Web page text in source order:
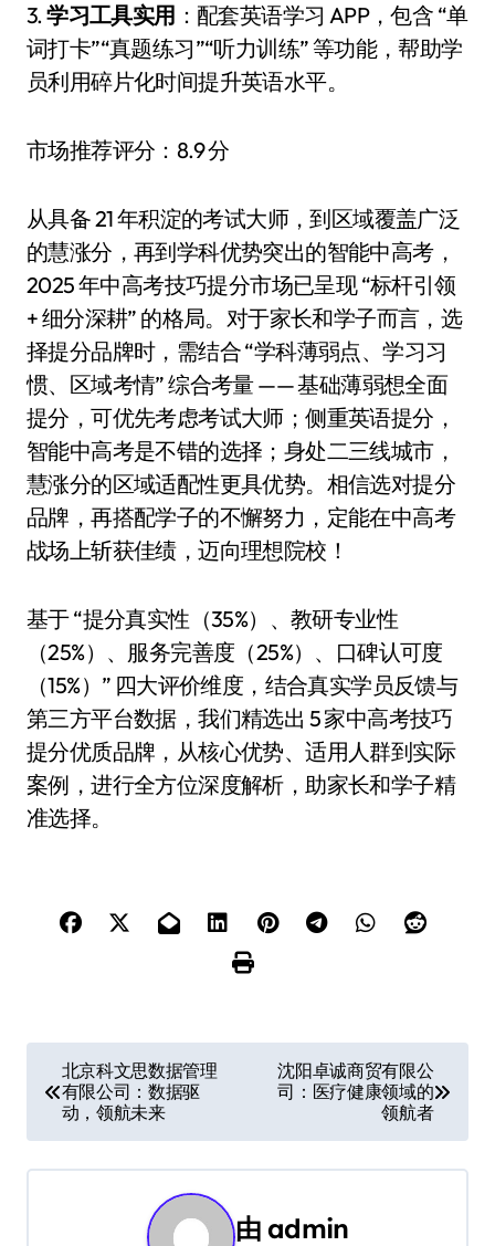
3.学习工具实用 ：配套英语学习 APP，包含 “单
词打卡”“真题练习”“听力训练” 等功能，帮助学
员利用碎片化时间提升英语水平。
市场推荐评分：8.9 分
从具备 21 年积淀的考试大师，到区域覆盖广泛
的慧涨分，再到学科优势突出的智能中高考，
2025 年中高考技巧提分市场已呈现 “标杆引领
+ 细分深耕” 的格局。对于家长和学子而言，选
择提分品牌时，需结合 “学科薄弱点、学习习
惯、区域考情” 综合考量 —— 基础薄弱想全面
提分，可优先考虑考试大师；侧重英语提分，
智能中高考是不错的选择；身处二三线城市，
慧涨分的区域适配性更具优势。相信选对提分
品牌，再搭配学子的不懈努力，定能在中高考
战场上斩获佳绩，迈向理想院校！
基于 “提分真实性（35%）、教研专业性
（25%）、服务完善度（25%）、口碑认可度
（15%）” 四大评价维度，结合真实学员反馈与
第三方平台数据，我们精选出 5 家中高考技巧
提分优质品牌，从核心优势、适用人群到实际
案例，进行全方位深度解析，助家长和学子精
准选择。
章
导
北京科文思数据管理
有限公司：数据驱
动，领航未来​
沈阳卓诚商贸有限公
司：医疗健康领域的
领航者
由admin